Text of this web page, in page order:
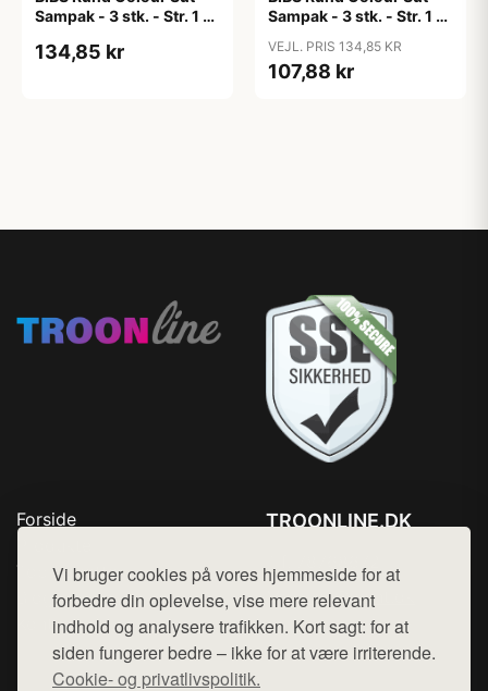
Vi bruger cookies på vores hjemmeside for at
forbedre din oplevelse, vise mere relevant
indhold og analysere trafikken. Kort sagt: for at
siden fungerer bedre – ikke for at være irriterende.
Cookie- og privatlivspolitik.
Sampak - 3 stk. - Str. 1 -
134,85 kr
Sampak - 3 stk. - Str. 1 -
VEJL. PRIS 134,85 KR
107,88 kr
Forside
Top Rabatter
Blog
Kontakt
TROONLINE.DK
Mail: hej@want.dk
Cookie- og privatlivspolitik